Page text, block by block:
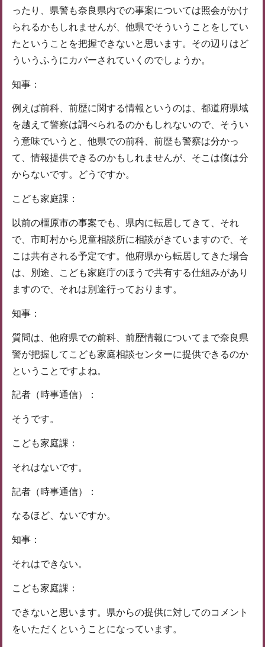
ったり、県警も奈良県内での事案については照会がかけ
られるかもしれませんが、他県でそういうことをしてい
たということを把握できないと思います。その辺りはど
ういうふうにカバーされていくのでしょうか。
知事：
例えば前科、前歴に関する情報というのは、都道府県域
を越えて警察は調べられるのかもしれないので、そうい
う意味でいうと、他県での前科、前歴も警察は分かっ
て、情報提供できるのかもしれませんが、そこは僕は分
からないです。どうですか。
こども家庭課：
以前の橿原市の事案でも、県内に転居してきて、それ
で、市町村から児童相談所に相談がきていますので、そ
こは共有される予定です。他府県から転居してきた場合
は、別途、こども家庭庁のほうで共有する仕組みがあり
ますので、それは別途行っております。
知事：
質問は、他府県での前科、前歴情報についてまで奈良県
警が把握してこども家庭相談センターに提供できるのか
ということですよね。
記者（時事通信）：
そうです。
こども家庭課：
それはないです。
記者（時事通信）：
なるほど、ないですか。
知事：
それはできない。
こども家庭課：
できないと思います。県からの提供に対してのコメント
をいただくということになっています。